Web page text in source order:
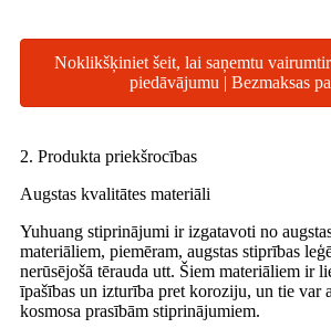
Noklikšķiniet šeit, lai saņemtu
piedāvājumu | Bezmaksas
2. Produkta priekšrocības
Augstas kvalitātes materiāli
Yuhuang stiprinājumi ir izgatavoti no
materiāliem, piemēram, augstas stiprības
nerūsējošā tērauda utt. Šiem materiāliem ir
īpašības un izturība pret koroziju, un tie var
kosmosa prasībām stiprinājumiem.